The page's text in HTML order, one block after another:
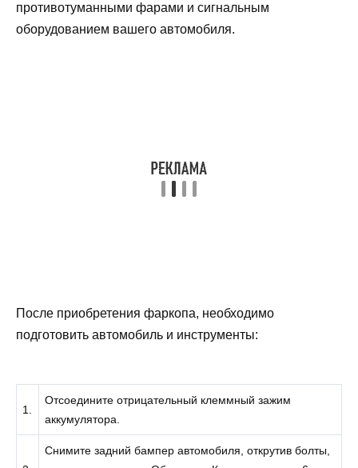
противотуманными фарами и сигнальным
оборудованием вашего автомобиля.
После приобретения фаркопа, необходимо
подготовить автомобиль и инструменты:
1.
Отсоедините отрицательный клеммный зажим
аккумулятора.
Снимите задний бампер автомобиля, открутив болты,